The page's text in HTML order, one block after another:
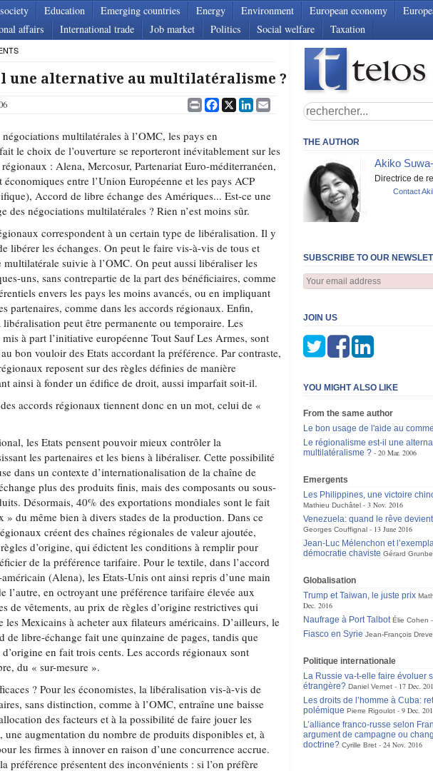
Education Emerging countries Energy Environment European economy
affairs International trade Job market Politics Social welfare Taxation
une alternative au multilatéralisme ?
PrintFacebook
X LinkedIn
Email
multilatérales à l’OMC, les pays en
le choix de l’ouverture se reporteront inévitablement sur les
: Alena, Mercosur, Partenariat Euro-méditerranéen,
entre l’Union Européenne et les pays ACP
Accord de libre échange des Amériques... Est-ce une
des négociations multilatérales ? Rien n’est moins sûr.
correspondent à un certain type de libéralisation. Il y
libérer les échanges. On peut le faire vis-à-vis de tous et
multilatérale suivie à l’OMC. On peut aussi libéraliser les
uns, sans contrepartie de la part des bénéficiaires, comme
envers les pays les moins avancés, ou en impliquant
partenaires, comme dans les accords régionaux. Enfin,
peut être permanente ou temporaire. Les
à part l’initiative européenne Tout Sauf Les Armes, sont
bon vouloir des Etats accordant la préférence. Par contraste,
reposent sur des règles définies de manière
ainsi à fonder un édifice de droit, aussi imparfait soit-il.
accords régionaux tiennent donc en un mot, celui de «
les Etats pensent pouvoir mieux contrôler la
les partenaires et les biens à libéraliser. Cette possibilité
dans un contexte d’internationalisation de la chaîne de
plus des produits finis, mais des composants ou sous-
Désormais, 40% des exportations mondiales sont le fait
» du même bien à divers stades de la production. Dans ce
créent des chaînes régionales de valeur ajoutée,
d’origine, qui édictent les conditions à remplir pour
de la préférence tarifaire. Pour le textile, dans l’accord
(Alena), les Etats-Unis ont ainsi repris d’une main
l’autre, en octroyant une préférence tarifaire élevée aux
de vêtements, au prix de règles d’origine restrictives qui
les Mexicains à acheter aux filateurs américains. D’ailleurs, le
de libre-échange fait une quinzaine de pages, tandis que
d’origine en fait trois cents. Les accords régionaux sont
du « sur-mesure ».
? Pour les économistes, la libéralisation vis-à-vis de
sans distinction, comme à l’OMC, entraîne une baisse
des facteurs et à la possibilité de faire jouer les
une augmentation du nombre de produits disponibles et, à
les firmes à innover en raison d’une concurrence accrue.
préférence présentent des inconvénients : si l’on préfère
THE AUTHOR
Akiko
Directrice de
Contact
SUBSCRIBE TO OUR
JOIN US
YOU MIGHT ALSO LIKE
From the same author
Le bon usage de l'aide au
Le régionalisme est-il une
multilatéralisme ?
20 Mar. 2006
Emergents
Les Philippines, une victoire
Mathieu Duchâtel
3 Nov. 2016
Venezuela: quand le rêve
Georges Couffignal
13 June 2016
Jean-Luc Mélenchon et
démocratie chaviste Gérard
Globalisation
Trump et Taiwan, le juste prix
Dec. 2016
Naufrage à Port Talbot Élie Cohen
Fiasco en Syrie Jean-François
Politique internationale
La Russie va-t-elle faire évoluer
étrangère? Daniel Vernet
17 Dec.
Les droits de l’homme à Cuba:
polémique Pierre Rigoulot
9 Dec.
L’alliance franco-russe selon
argument de campagne ou
doctrine? Cyrille Bret 24 Nov. 2016